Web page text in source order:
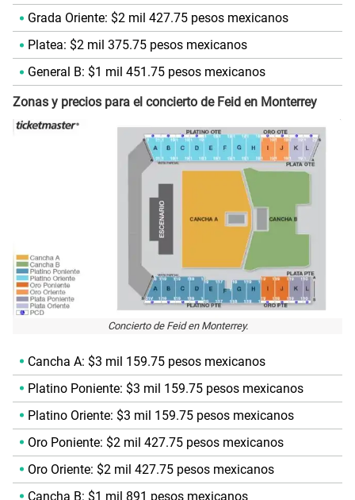
Grada Oriente: $2 mil 427.75 pesos mexicanos
Platea: $2 mil 375.75 pesos mexicanos
General B: $1 mil 451.75 pesos mexicanos
Zonas y precios para el concierto de Feid en Monterrey
Concierto de Feid en Monterrey.
Cancha A: $3 mil 159.75 pesos mexicanos
Platino Poniente: $3 mil 159.75 pesos mexicanos
Platino Oriente: $3 mil 159.75 pesos mexicanos
Oro Poniente: $2 mil 427.75 pesos mexicanos
Oro Oriente: $2 mil 427.75 pesos mexicanos
Cancha B: $1 mil 891 pesos mexicanos